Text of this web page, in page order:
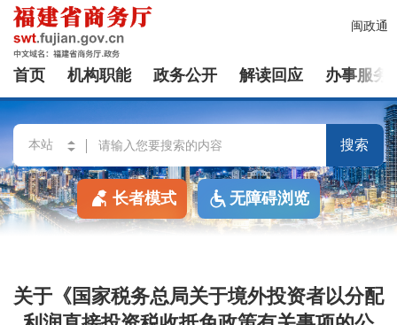
闽政通
首页 机构职能 政务公开 解读回应 办事服务
搜索
长者模式 无障碍浏览
关于《国家税务总局关于境外投资者以分配